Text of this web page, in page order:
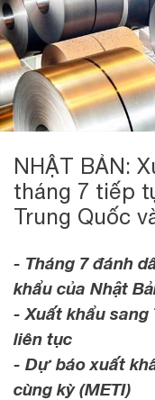
NHẬT BẢN:
tháng 7 tiếp
Trung Quốc
- Tháng 7 đánh
khẩu của Nhật
- Xuất khẩu sang
liên tục
- Dự báo xuất
cùng kỳ (METI)